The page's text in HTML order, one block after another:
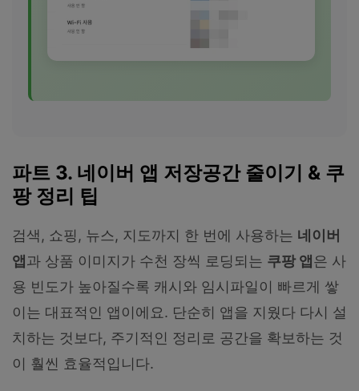
파트 3. 네이버 앱 저장공간 줄이기 & 쿠
팡 정리 팁
검색, 쇼핑, 뉴스, 지도까지 한 번에 사용하는 네이버
앱 과 상품 이미지가 수천 장씩 로딩되는 쿠팡 앱 은 사
용 빈도가 높아질수록 캐시와 임시파일이 빠르게 쌓
이는 대표적인 앱이에요. 단순히 앱을 지웠다 다시 설
치하는 것보다, 주기적인 정리로 공간을 확보하는 것
이 훨씬 효율적입니다.